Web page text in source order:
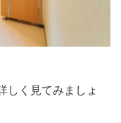
しく見てみましょ